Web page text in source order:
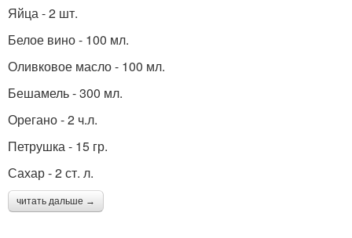
Яйца - 2 шт.
Белое вино - 100 мл.
Оливковое масло - 100 мл.
Бешамель - 300 мл.
Орегано - 2 ч.л.
Петрушка - 15 гр.
Сахар - 2 ст. л.
читать дальше →